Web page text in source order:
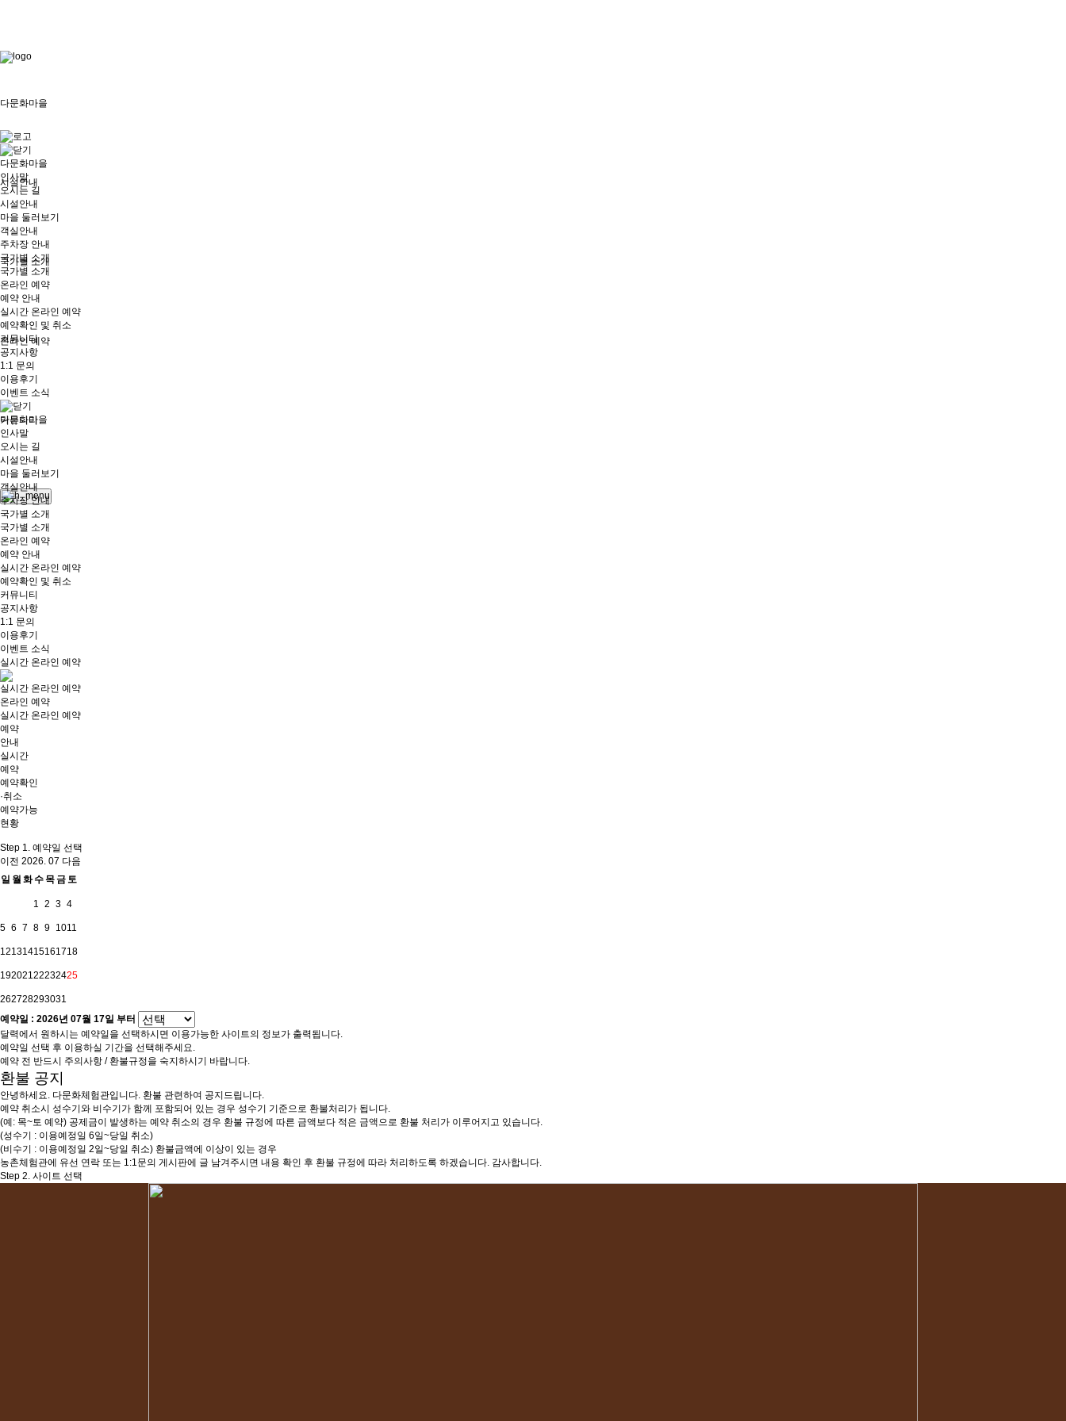
다문화마을
시설안내
국가별 소개
온라인 예약
커뮤니티
로그
인
다문화마을
인사말
오시는 길
시설안내
마을 둘러보기
객실안내
주차장 안내
국가별 소개
국가별 소개
온라인 예약
예약 안내
실시간 온라인 예약
예약확인 및 취소
커뮤니티
공지사항
1:1 문의
이용후기
이벤트 소식
다문화마을
인사말
오시는 길
시설안내
마을 둘러보기
객실안내
주차장 안내
국가별 소개
국가별 소개
온라인 예약
예약 안내
실시간 온라인 예약
예약확인 및 취소
커뮤니티
공지사항
1:1 문의
이용후기
이벤트 소식
실시간 온라인 예약
실시간 온라인 예약
온라인 예약
실시간 온라인 예약
예약
안내
실시간
예약
예약확인
·취소
예약가능
현황
Step 1. 예약일 선택
이전 2026. 07 다음
일 월 화 수목금토
1 2 3 4
5 6 7 8 9 1011
12131415161718
19202122232425
262728293031
예약일 : 2026년 07월 17일 부터
달력에서 원하시는 예약일을 선택하시면 이용가능한 사이트의 정보가 출력됩니다.
예약일 선택 후 이용하실 기간을 선택해주세요.
예약 전 반드시 주의사항 / 환불규정을 숙지하시기 바랍니다.
환불 공지
안녕하세요. 다문화체험관입니다. 환불 관련하여 공지드립니다.
예약 취소시 성수기와 비수기가 함께 포함되어 있는 경우 성수기 기준으로 환불처리가 됩니다.
(예: 목~토 예약) 공제금이 발생하는 예약 취소의 경우 환불 규정에 따른 금액보다 적은 금액으로 환불 처리가 이루어지고 있습니다.
(성수기 : 이용예정일 6일~당일 취소)
(비수기 : 이용예정일 2일~당일 취소) 환불금액에 이상이 있는 경우
농촌체험관에 유선 연락 또는 1:1문의 게시판에 글 남겨주시면 내용 확인 후 환불 규정에 따라 처리하도록 하겠습니다. 감사합니다.
Step 2. 사이트 선택